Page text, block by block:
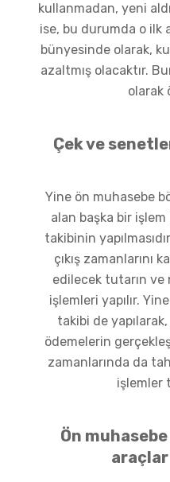
kullanmadan, yeni
ise, bu durumda o ilk
bünyesinde olarak,
azaltmış olacaktır.
olarak
Çek ve
Yine ön muhasebe
alan başka bir
takibinin
çıkış zamanlarını
edilecek tutarın
işlemleri yapılır.
takibi de
ödemelerin
zamanlarında da
işlemler
Ön